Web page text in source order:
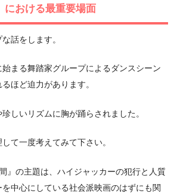
における最重要場面
話をします。
まる舞踏家グループによるダンスシーン
ほど迫力があります。
しいリズムに胸が踊らされました。
て一度考えてみて下さい。
』の主題は、ハイジャッカーの犯行と人質
中心にしている社会派映画のはずにも関